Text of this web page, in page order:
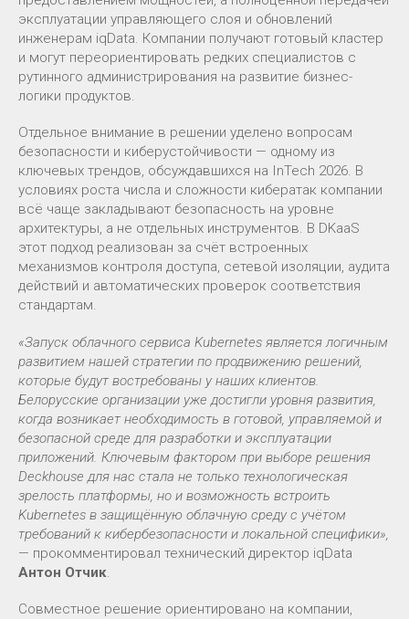
эксплуатации управляющего слоя и обновлений
инженерам iqData. Компании получают готовый кластер
и могут переориентировать редких специалистов с
рутинного администрирования на развитие бизнес-
логики продуктов.
Отдельное внимание в решении уделено вопросам
безопасности и киберустойчивости — одному из
ключевых трендов, обсуждавшихся на InTech 2026. В
условиях роста числа и сложности кибератак компании
всё чаще закладывают безопасность на уровне
архитектуры, а не отдельных инструментов. В DKaaS
этот подход реализован за счёт встроенных
механизмов контроля доступа, сетевой изоляции, аудита
действий и автоматических проверок соответствия
стандартам.
«Запуск облачного сервиса Kubernetes является логичным
развитием нашей стратегии по продвижению решений,
которые будут востребованы у наших клиентов.
Белорусские организации уже достигли уровня развития,
когда возникает необходимость в готовой, управляемой и
безопасной среде для разработки и эксплуатации
приложений. Ключевым фактором при выборе решения
Deckhouse для нас стала не только технологическая
зрелость платформы, но и возможность встроить
Kubernetes в защищённую облачную среду с учётом
требований к кибербезопасности и локальной специфики»,
— прокомментировал технический директор iqData
Антон Отчик.
Совместное решение ориентировано на компании,